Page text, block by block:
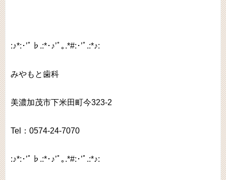
:♪*:･’ﾟ♭.:*･♪’ﾟ｡.*#:･’ﾟ.:*♪:
みやもと歯科
美濃加茂市下米田町今323-2
Tel：0574-24-7070
:♪*:･’ﾟ♭.:*･♪’ﾟ｡.*#:･’ﾟ.:*♪: